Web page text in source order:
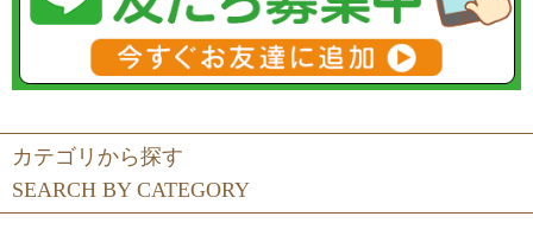
SEARCH BY CATEGORY
カテゴリから探す